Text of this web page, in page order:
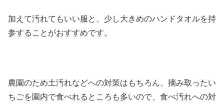
加えて汚れてもいい服と、少し大きめのハンドタオルを持
参することがおすすめです。
農園のため土汚れなどへの対策はもちろん、摘み取ったい
ちごを園内で食べれるところも多いので、食べ汚れへの対